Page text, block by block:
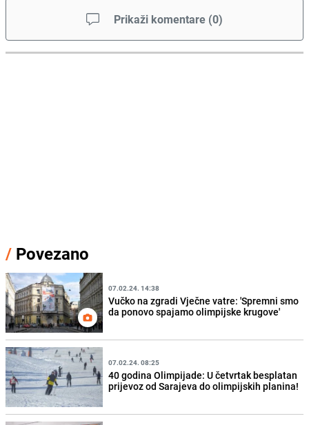
Prikaži komentare (0)
/ Povezano
07.02.24. 14:38
Vučko na zgradi Vječne vatre: 'Spremni smo
da ponovo spajamo olimpijske krugove'
07.02.24. 08:25
40 godina Olimpijade: U četvrtak besplatan
prijevoz od Sarajeva do olimpijskih planina!